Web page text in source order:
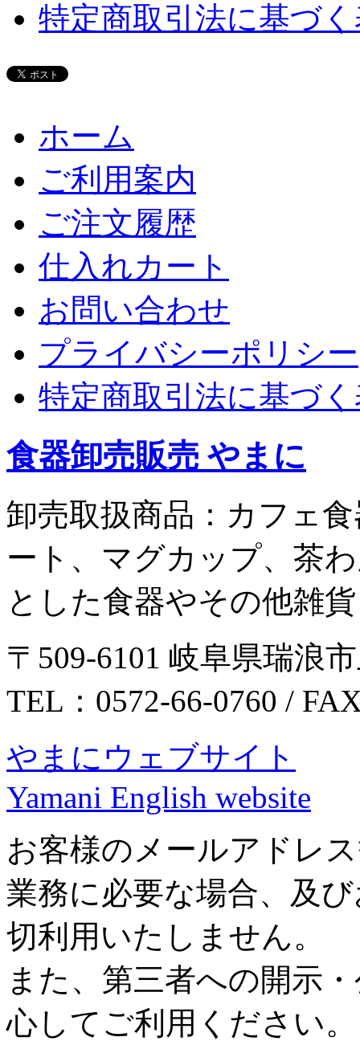
特定商取引法に基づ
ホーム
ご利用案内
ご注文履歴
仕入れカート
お問い合わせ
プライバシーポリシー
特定商取引法に基づ
食器卸売販売 やまに
卸売取扱商品：カフェ
ート、マグカップ、茶
とした食器やその他雑貨
〒509-6101 岐阜県瑞浪
TEL：0572-66-0760 /
やまにウェブサイト
Yamani English website
お客様のメールアドレ
業務に必要な場合、及
切利用いたしません。
また、第三者への開示
心してご利用ください。